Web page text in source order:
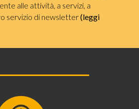
alle attività, a servizi, a
servizio di newsletter(leggi